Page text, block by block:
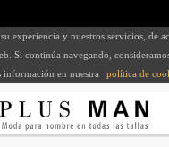
experiencia y nuestros servicios, de
Si continúa navegando, consideramos
información en nuestra
política de